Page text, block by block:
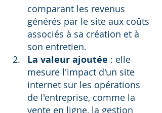
comparant les revenus
générés par le site aux coûts
associés à sa création et à
son entretien.
La valeur ajoutée : elle
mesure l'impact d'un site
internet sur les opérations
de l'entreprise, comme la
vente en ligne, la gestion